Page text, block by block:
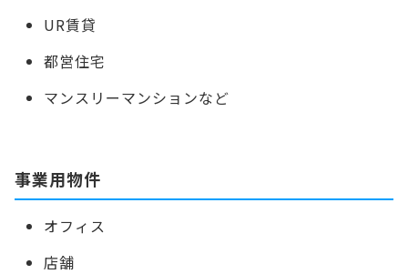
UR賃貸
都営住宅
マンスリーマンションなど
事業用物件
オフィス
店舗